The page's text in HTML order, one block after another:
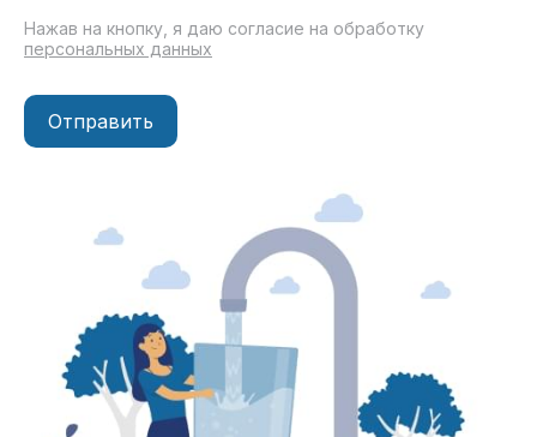
Нажав на кнопку, я даю согласие на обработку
персональных данных
Отправить